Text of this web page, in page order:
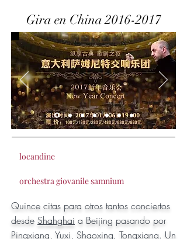
Gira en China2016-2017
Ópera italiana en Oriente: éxito de la
orquesta sinfónica dirigida por el maestro
Arturo Armellino
locandine
orchestra giovanile samnium
Quince citas para otros tantos conciertos
desde Shahghai a Beijing pasando por
Pingxiang, Yuxi, Shaoxing, Tongxiang. Un